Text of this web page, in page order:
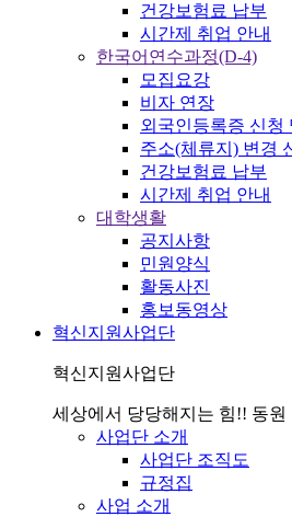
건강보험료 납부
시간제 취업 안내
한국어연수과정(D-4)
모집요강
비자 연장
외국인등록증 신청
주소(체류지) 변경
건강보험료 납부
시간제 취업 안내
대학생활
공지사항
민원양식
활동사진
홍보동영상
혁신지원사업단
혁신지원사업단
세상에서 당당해지는 힘!! 동원
사업단 소개
사업단 조직도
규정집
사업 소개